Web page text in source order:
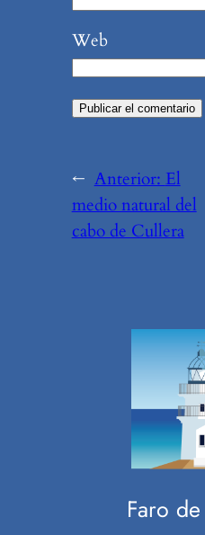
Web
← Anterior: El
medio natural del
cabo de Cullera
Faro